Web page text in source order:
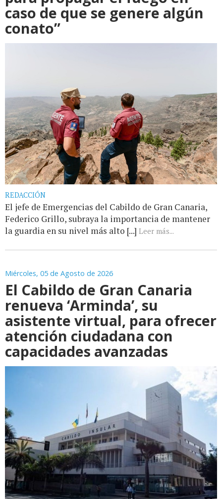
caso de que se genere algún
conato”
REDACCIÓN
El jefe de Emergencias del Cabildo de Gran Canaria,
Federico Grillo, subraya la importancia de mantener
la guardia en su nivel más alto [...] Leer más...
Miércoles, 05 de Agosto de 2026
El Cabildo de Gran Canaria
renueva ‘Arminda’, su
asistente virtual, para ofrecer
atención ciudadana con
capacidades avanzadas